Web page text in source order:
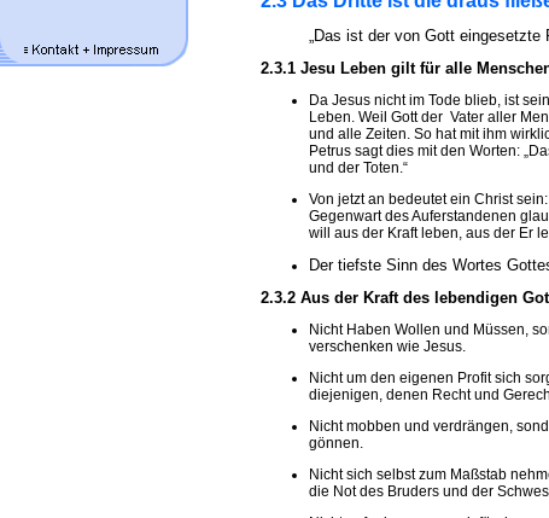
„Das ist der von Gott eingesetzte
2.3.1 Jesu Leben gilt für alle
Da Jesus nicht im Tode blieb, ist
Leben. Weil Gott der Vater aller
und alle Zeiten. So hat mit ihm
Petrus sagt dies mit den Worten:
und der Toten.“
Von jetzt an bedeutet ein Christ
Gegenwart des Auferstandenen
will aus der Kraft leben, aus der Er
Der tiefste Sinn des Wortes
2.3.2 Aus der Kraft des lebendigen
Nicht Haben Wollen und Müssen,
verschenken wie Jesus.
Nicht um den eigenen Profit sich
diejenigen, denen Recht und
Nicht mobben und verdrängen,
gönnen.
Nicht sich selbst zum Maßstab
die Not des Bruders und der